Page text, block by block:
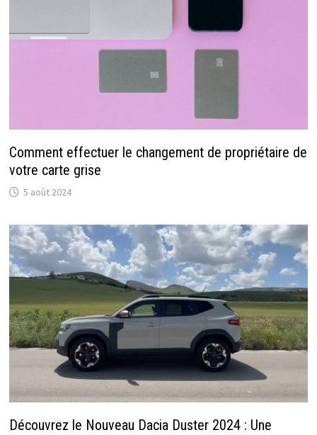
Comment effectuer le changement de propriétaire de
votre carte grise
5 août 2024
Découvrez le Nouveau Dacia Duster 2024 : Une